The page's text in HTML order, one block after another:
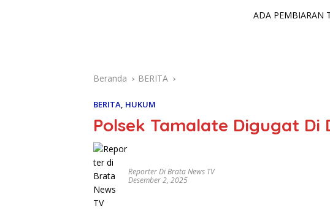
ADA PEMBIARAN
Beranda BERITA
BERITA, HUKUM
Polsek Tamalate Digugat Di
Reporter Di Brata News TV
Desember 2, 2025